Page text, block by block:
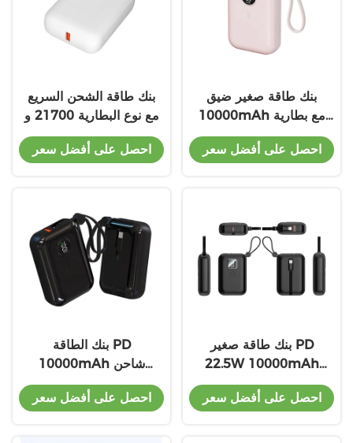
بنك طاقة الشحن السريع
مع نوع البطارية 21700 و
PD20W الخروج
احصل على أفضل سعر
بنك طاقة صغير ضيق
10000mAh مع بطارية
21700 تصميم ABS خفيف
الوزن و PD20W
احصل على أفضل سعر
بنك الطاقة PD
10000mAh شاحن
محمول مع بطارية PD20W
شحن 21700
احصل على أفضل سعر
بنك طاقة صغير PD
22.5W 10000mAh
شحن فائق السرعة مع
شاشة LED
احصل على أفضل سعر